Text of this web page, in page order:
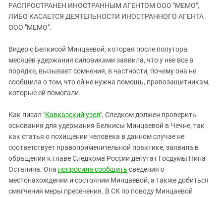
ЗАСТАВЛЯЕТ
КАВКАЗ ЗА ПАЛЕСТИНУ
МОБИЛИЗАЦИЯ И ПРОТЕСТЫ
Дагестан
Ингушетия
Калмыкия
Карачаево-Черкесия
Краснодарский край
Российская Федерация
Ростовская область
Северная Осетия - Алания
СКФО
Ставропольский край
Чечня
РАСПРОСТРАНЕН ИНОСТРАННЫМ АГЕНТОМ ООО "МЕМО",
ЛИБО КАСАЕТСЯ ДЕЯТЕЛЬНОСТИ ИНОСТРАННОГО АГЕНТА
ООО "МЕМО".
Видео с Белкисой Минцаевой, которая после полутора
месяцев удержания силовиками заявила, что у нее все в
порядке, вызывает сомнения, в частности, почему она не
сообщила о том, что ей не нужна помощь, правозащитникам,
которые ей помогали.
Как писал "Кавказский узел", Следком должен проверить
основания для удержания Белкисы Минцаевой в Чечне, так
как статья о похищении человека в данном случае не
соответствует правоприменительной практике, заявила в
обращении к главе Следкома России депутат Госдумы Нина
Останина. Она попросила сообщить сведения о
местонахождении и состоянии Минцаевой, а также добиться
смягчения меры пресечения. В СК по поводу Минцаевой